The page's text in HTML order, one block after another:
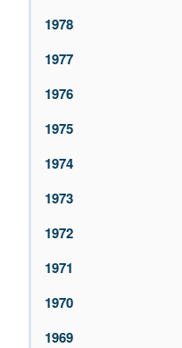
1978
1977
1976
1975
1974
1973
1972
1971
1970
1969